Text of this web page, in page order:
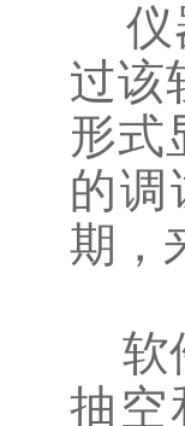
仪
过该
形式
的调
期，
软
抽空